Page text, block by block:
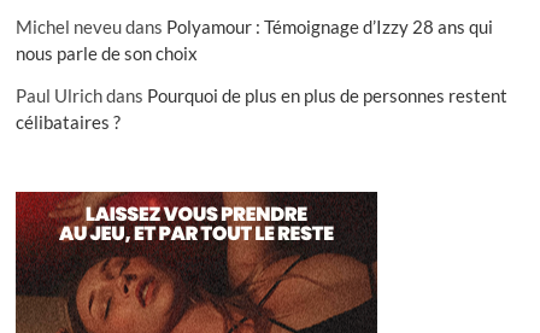
Michel neveudans Polyamour : Témoignage d’Izzy 28 ans qui
nous parle de son choix
Paul Ulrichdans Pourquoi de plus en plus de personnes restent
célibataires ?